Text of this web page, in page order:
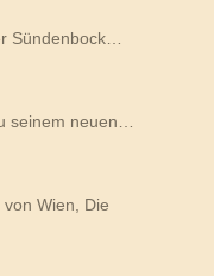
Sündenbock…
seinem neuen…
Wien, Die